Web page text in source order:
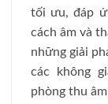
tối ưu, đáp
cách âm và
những giải
các không
phòng thu